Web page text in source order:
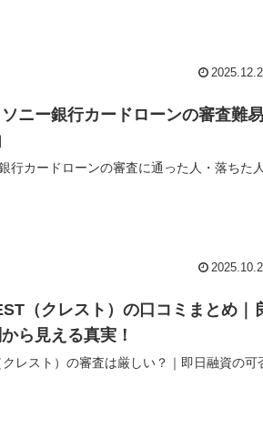
ニー銀行カードローンの審査難
行カードローンの審査に通った人・落ちた人
（クレスト）の口コミまとめ｜
ら見える真実！
レスト）の審査は厳しい？｜即日融資の可